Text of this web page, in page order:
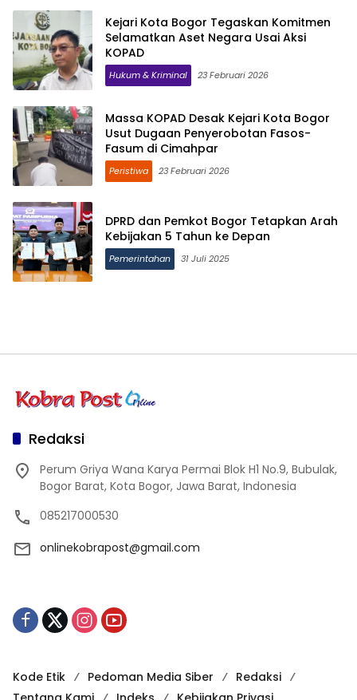
Kejari Kota Bogor Tegaskan Komitmen
Selamatkan Aset Negara Usai Aksi
KOPAD
Hukum & Kriminal 23 Februari 2026
Massa KOPAD Desak Kejari Kota Bogor
Usut Dugaan Penyerobotan Fasos-
Fasum di Cimahpar
Peristiwa 23 Februari 2026
DPRD dan Pemkot Bogor Tetapkan Arah
Kebijakan 5 Tahun ke Depan
Pemerintahan 31 Juli 2025
Redaksi
Perum Griya Wana Karya Permai Blok H1 No.9, Bubulak,
Bogor Barat, Kota Bogor, Jawa Barat, Indonesia
085217000530
onlinekobrapost@gmail.com
Kode Etik Pedoman Media Siber
Redaksi